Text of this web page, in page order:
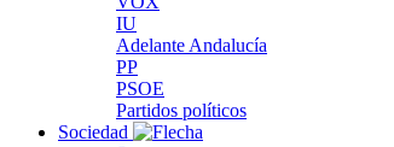
IU
Adelante Andalucía
PP
PSOE
Partidos políticos
Sociedad